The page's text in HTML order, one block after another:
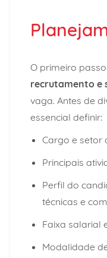
O primeiro
recrutamento e
vaga. Antes de
essencial definir:
Cargo e setor
Principais
Perfil do
técnicas e
Faixa salarial
Modalidade